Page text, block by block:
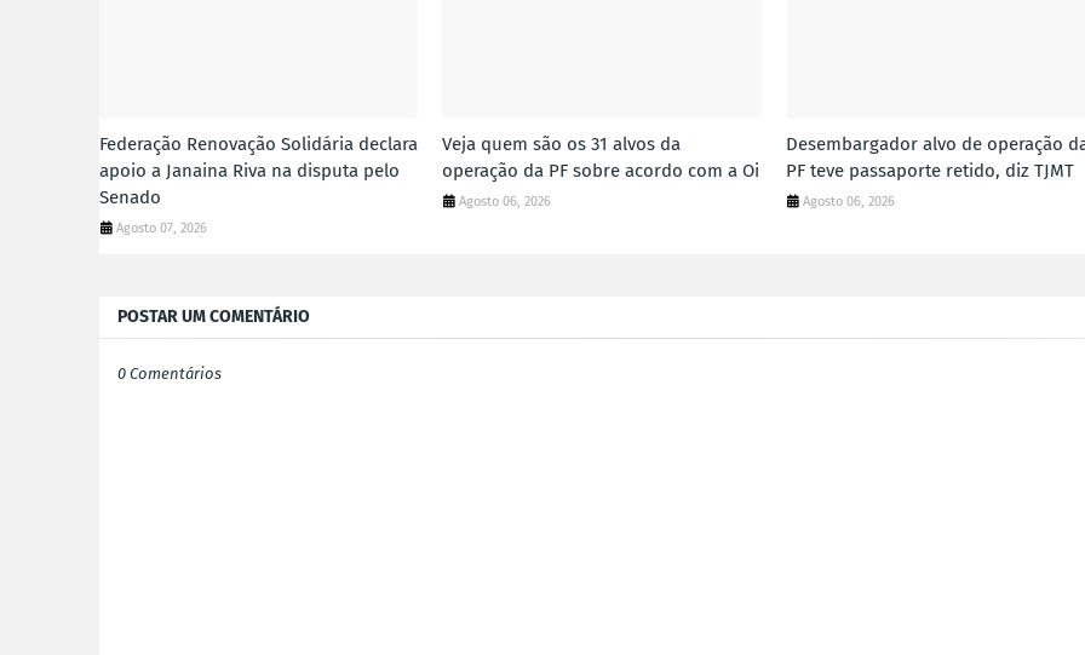
Federação Renovação Solidária declara
apoio a Janaina Riva na disputa pelo
Senado
Agosto 07, 2026
Veja quem são os 31 alvos da
operação da PF sobre acordo com a Oi
Agosto 06, 2026
Desembargador alvo de operação
PF teve passaporte retido, diz TJMT
Agosto 06, 2026
POSTAR UM COMENTÁRIO
0 Comentários